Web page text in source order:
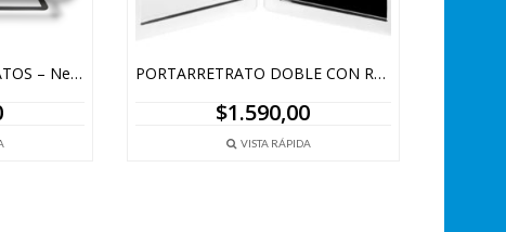
PACK X2 PORTARRETRATOS – Negro PORTARRETRATO DOBLE CON RELOJ – 10 X 15 CM
$1.590,00
VISTA RÁPIDA